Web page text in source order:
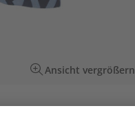
Ansicht vergrößern
Blautönen.